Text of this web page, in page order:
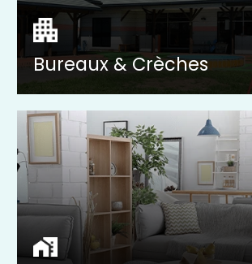
Bureaux & Crèches